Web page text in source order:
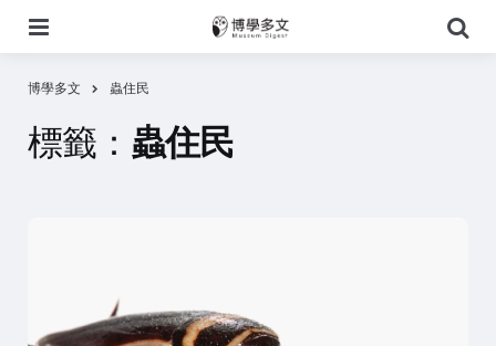
尋
博學多文 蟲住民
標籤： 蟲住民